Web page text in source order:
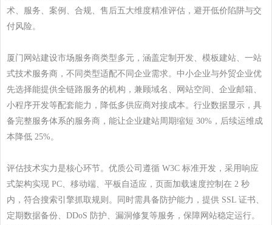
术、服务 、案例、合规、售后五大维度精准评估，避开低价陷阱与交
付风险。
厦门网站建设市场服务商类型多元，涵盖定制开发、模板建站、一站
式技术服务商，不同类型适配不同企业需求。中小企业与外贸企业优
先选择能提供全链路服务的机构，兼顾域名、网站空间、企业邮箱、
小程序开发等配套能力，降低多供应商对接成本。行业数据显示，具
备完整服务体系的服务商，能让企业建站周期缩短 30% ，后续运维成
本降低 25%。
评估技术实力是核心环节。优质公司遵循 W3C 标准开发，采用响应
式架构实现 PC、移动端、平板自适应，页面加载速度控制在 2 秒
内，符合搜索引擎抓取规则。同时需具备防护能力，提供 SSL 证书、
定期数据备份、 DDoS 防护、漏洞修复等服务，保障网站稳定运行。